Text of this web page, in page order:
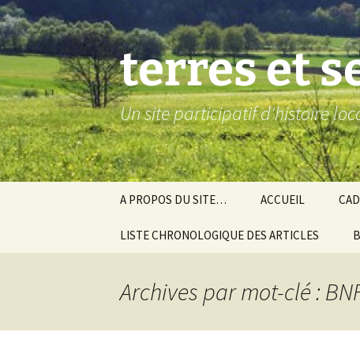
Aller
au
contenu
terres et
Un site participatif d'histoire
A PROPOS DU SITE… ACCUEIL
LISTE CHRONOLOGIQUE DES ARTICLES
Archives par mot-clé :